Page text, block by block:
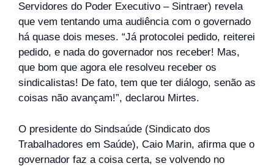
Servidores do Poder Executivo – Sintraer) revela
que vem tentando uma audiência com o governado
há quase dois meses. “Já protocolei pedido, reiterei
pedido, e nada do governador nos receber! Mas,
que bom que agora ele resolveu receber os
sindicalistas! De fato, tem que ter diálogo, senão as
coisas não avançam!”, declarou Mirtes.
O presidente do Sindsaúde (Sindicato dos
Trabalhadores em Saúde), Caio Marin, afirma que o
governador faz a coisa certa, se volvendo no